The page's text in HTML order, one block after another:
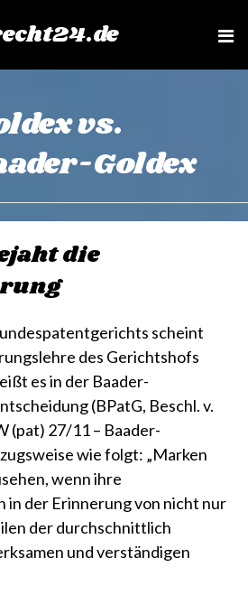
e
vs.
Goldex
die
scheint
des Gerichtshofs
es in der Baader-
(BPatG, Beschl. v.
(pat) 27/11 – Baader-
wie folgt: „Marken
wenn ihre
in der Erinnerung von nicht nur
der durchschnittlich
und verständigen